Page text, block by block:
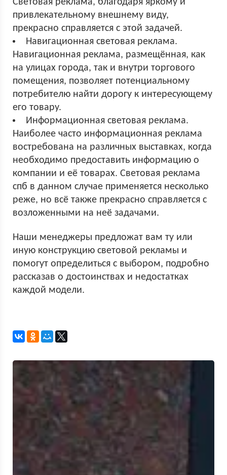
Световая реклама, благодаря яркому и
привлекательному внешнему виду,
прекрасно справляется с этой задачей.
Навигационная световая реклама.
Навигационная реклама, размещённая, как
на улицах города, так и внутри торгового
помещения, позволяет потенциальному
потребителю найти дорогу к интересующему
его товару.
Информационная световая реклама.
Наиболее часто информационная реклама
востребована на различных выставках, когда
необходимо предоставить информацию о
компании и её товарах. Световая реклама
спб в данном случае применяется несколько
реже, но всё также прекрасно справляется с
возложенными на неё задачами.
Наши менеджеры предложат вам ту или
иную конструкцию световой рекламы и
помогут определиться с выбором, подробно
рассказав о достоинствах и недостатках
каждой модели.